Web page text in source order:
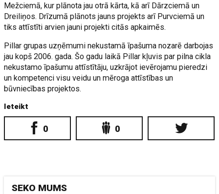
Mežciemā, kur plānota jau otrā kārta, kā arī Dārzciemā un
Dreiliņos. Drīzumā plānots jauns projekts arī Purvciemā un
tiks attīstīti arvien jauni projekti citās apkaimēs.
Pillar grupas uzņēmumi nekustamā īpašuma nozarē darbojas
jau kopš 2006. gada. Šo gadu laikā Pillar kļuvis par pilna cikla
nekustamo īpašumu attīstītāju, uzkrājot ievērojamu pieredzi
un kompetenci visu veidu un mēroga attīstības un
būvniecības projektos.
Ieteikt
0 0
SEKO MUMS